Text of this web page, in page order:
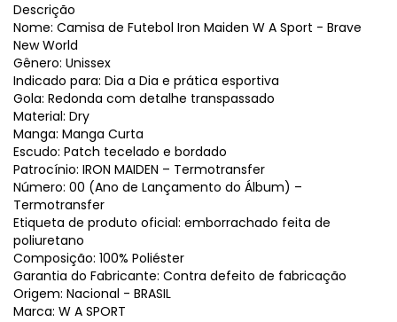
Descrição
Nome: Camisa de Futebol Iron Maiden W A Sport - Brave
New World
Gênero: Unissex
Indicado para: Dia a Dia e prática esportiva
Gola: Redonda com detalhe transpassado
Material: Dry
Manga: Manga Curta
Escudo: Patch tecelado e bordado
Patrocínio: IRON MAIDEN – Termotransfer
Número: 00 (Ano de Lançamento do Álbum) –
Termotransfer
Etiqueta de produto oficial: emborrachado feita de
poliuretano
Composição: 100% Poliéster
Garantia do Fabricante: Contra defeito de fabricação
Origem: Nacional - BRASIL
Marca: W A SPORT